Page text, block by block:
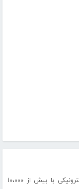
الکترونیکی با بیش از ۱۰،۰۰۰